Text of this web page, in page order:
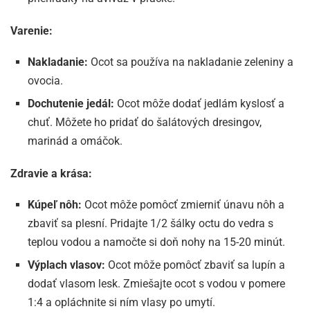
Varenie:
Nakladanie: Ocot sa používa na nakladanie zeleniny a
ovocia.
Dochutenie jedál: Ocot môže dodať jedlám kyslosť a
chuť. Môžete ho pridať do šalátových dresingov,
marinád a omáčok.
Zdravie a krása:
Kúpeľ nôh: Ocot môže pomôcť zmierniť únavu nôh a
zbaviť sa plesní. Pridajte 1/2 šálky octu do vedra s
teplou vodou a namočte si doň nohy na 15-20 minút.
Výplach vlasov: Ocot môže pomôcť zbaviť sa lupín a
dodať vlasom lesk. Zmiešajte ocot s vodou v pomere
1:4 a opláchnite si ním vlasy po umytí.